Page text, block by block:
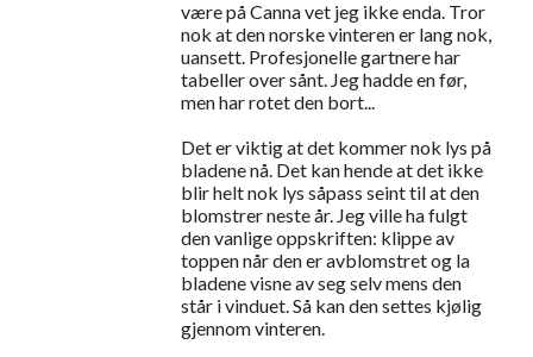
være på Canna vet jeg ikke enda. Tror
nok at den norske vinteren er lang nok,
uansett. Profesjonelle gartnere har
tabeller over sånt. Jeg hadde en før,
men har rotet den bort...
Det er viktig at det kommer nok lys på
bladene nå. Det kan hende at det ikke
blir helt nok lys såpass seint til at den
blomstrer neste år. Jeg ville ha fulgt
den vanlige oppskriften: klippe av
toppen når den er avblomstret og la
bladene visne av seg selv mens den
står i vinduet. Så kan den settes kjølig
gjennom vinteren.